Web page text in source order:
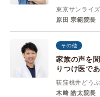
東京サンライ
原田 宗範院長
その他
家族の声を
りつけ医で
荻窪桃井どう
木﨑 皓太院長